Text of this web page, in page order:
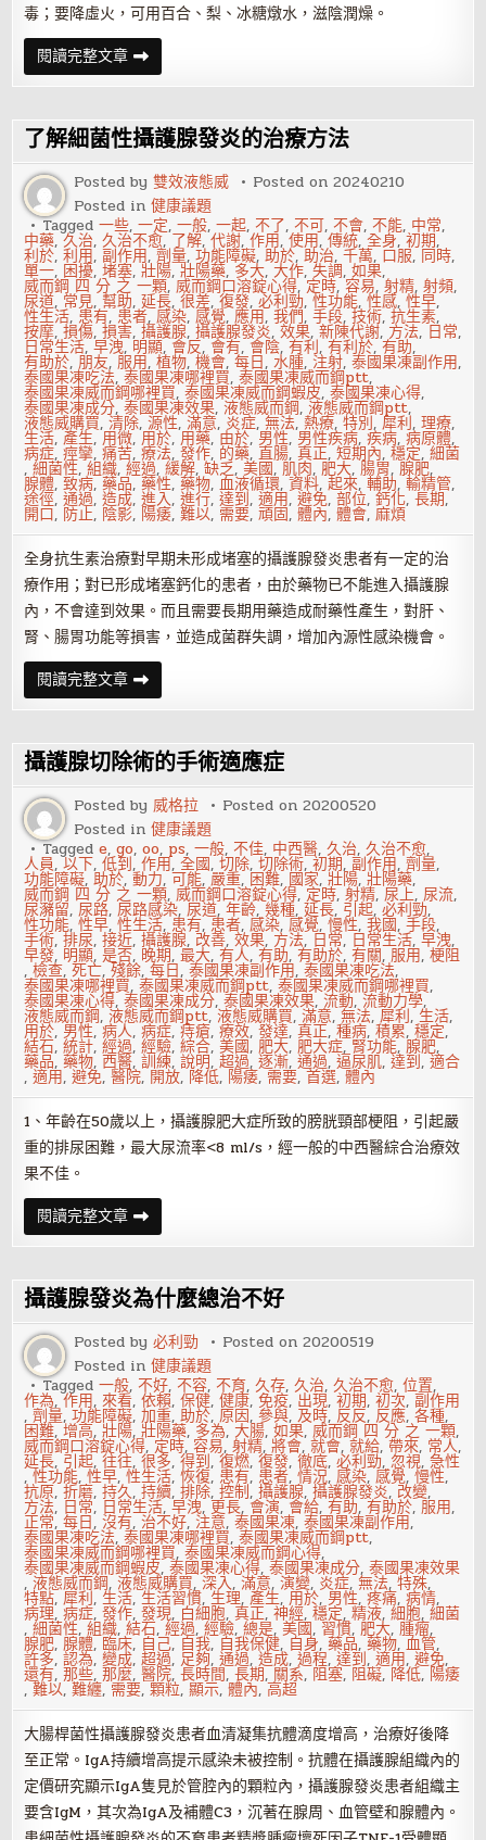
毒；要降虛火，可用百合、梨、冰糖燉水，滋陰潤燥。
閱讀完整文章警
惕
攝
腺
發
炎
讓
你
火
上
加
火
了解細菌性攝護腺發炎的治療方法
Posted by雙效液態威 Posted on20240210
Posted in健康議題
Tagged一些,一定,一般,一起,不了,不可,不會,不能, 中常,
中藥,久治,久治不愈, 了解,代謝,作用,使用,傳統,全身,初期,
利於,利用,副作用,劑量,功能障礙,助於,助治,千萬, 口服, 同時,
單一, 困擾,堵塞,壯陽,壯陽藥, 多大,大作,失調,如果,
威而鋼 四 分 之 一顆,威而鋼口溶錠心得, 定時,容易,射精,射頻,
尿道, 常見,幫助,延長,很差,復發,必利勁,性功能,性感,性早,
性生活, 患有, 患者,感染,感覺,應用,我們,手段,技術,抗生素,
按摩,損傷,損害,攝護腺,攝護腺發炎,效果,新陳代謝, 方法, 日常,
日常生活,早洩, 明顯, 會反, 會有, 會陰,有利,有利於,有助,
有助於,朋友,服用,植物,機會,每日,水腫, 注射,泰國果凍副作用,
泰國果凍吃法,泰國果凍哪裡買,泰國果凍威而鋼ptt,
泰國果凍威而鋼哪裡買,泰國果凍威而鋼蝦皮,泰國果凍心得,
泰國果凍成分,泰國果凍效果,液態威而鋼,液態威而鋼ptt,
液態威購買,清除,源性,滿意, 炎症,無法,熱療,特別,犀利,理療,
生活,產生, 用微, 用於, 用藥, 由於, 男性, 男性疾病,疾病,病原體,
病症,痙攣,痛苦,療法,發作, 的藥,直腸,真正,短期內,穩定,細菌
,細菌性,組織,經過,緩解,缺乏,美國,肌肉,肥大,腸胃,腺肥,
腺體,致病,藥品,藥性,藥物,血液循環,資料,起來,輔助,輸精管,
途徑,通過,造成,進入,進行,達到,適用,避免,部位,鈣化,長期,
開口, 防止, 陰影, 陽痿,難以, 需要,頑固,體內,體會,麻煩
全身抗生素治療對早期未形成堵塞的攝護腺發炎患者有一定的治
療作用；對已形成堵塞鈣化的患者，由於藥物已不能進入攝護腺
內，不會達到效果。而且需要長期用藥造成耐藥性產生，對肝、
腎、腸胃功能等損害，並造成菌群失調，增加內源性感染機會。
閱讀完整文章了
解
細
性
攝
護
腺
發
炎
的
治
療
方
法
攝護腺切除術的手術適應症
Posted by威格拉 Posted on20200520
Posted in健康議題
Taggede,go,oo, ps,一般,不佳, 中西醫,久治,久治不愈,
人員,以下,低到,作用,全國,切除,切除術,初期,副作用,劑量,
功能障礙,助於,動力,可能,嚴重, 困難, 國家,壯陽,壯陽藥,
威而鋼 四 分 之 一顆,威而鋼口溶錠心得, 定時,射精,尿上,尿流,
尿瀦留,尿路,尿路感染,尿道,年齡,幾種,延長, 引起,必利勁,
性功能,性早,性生活, 患有, 患者,感染,感覺,慢性,我國,手段,
手術,排尿,接近,攝護腺, 改善,效果, 方法, 日常, 日常生活,早洩,
早發, 明顯,是否, 晚期,最大,有人,有助,有助於,有關,服用,梗阻
,檢查,死亡,殘餘,每日,泰國果凍副作用,泰國果凍吃法,
泰國果凍哪裡買,泰國果凍威而鋼ptt,泰國果凍威而鋼哪裡買,
泰國果凍心得,泰國果凍成分,泰國果凍效果,流動,流動力學,
液態威而鋼,液態威而鋼ptt,液態威購買,滿意,無法,犀利,生活,
用於, 男性,病人,病症,痔瘡,療效,發達,真正,種病,積累,穩定,
結石,統計,經過,經驗,綜合,美國,肥大,肥大症, 腎功能,腺肥,
藥品,藥物,西醫,訓練,說明,超過,逐漸,通過,逼尿肌,達到,適合
,適用,避免,醫院, 開放, 降低, 陽痿,需要,首選,體內
1、年齡在50歲以上，攝護腺肥大症所致的膀胱頸部梗阻，引起嚴
重的排尿困難，最大尿流率<8 ml/s，經一般的中西醫綜合治療效
果不佳。
閱讀完整文章攝
護
腺
除
術
的
手
術
適
應
症
攝護腺發炎為什麼總治不好
Posted by必利勁 Posted on20200519
Posted in健康議題
Tagged一般,不好,不容,不育,久存,久治,久治不愈,位置,
作為,作用,來看,依賴,保健,健康,免疫, 出現,初期,初次,副作用
,劑量,功能障礙,加重,助於,原因,參與,及時, 反反, 反應,各種,
困難,增高,壯陽,壯陽藥, 多為,大腸,如果,威而鋼 四 分 之 一顆,
威而鋼口溶錠心得, 定時,容易,射精,將會,就會,就給,帶來, 常人,
延長, 引起,往往,很多,得到,復燃,復發,徹底,必利勁,忽視,急性
,性功能,性早,性生活,恢復, 患有, 患者,情況,感染,感覺,慢性,
抗原,折磨,持久,持續,排除,控制,攝護腺,攝護腺發炎, 改變,
方法, 日常, 日常生活,早洩, 更長, 會演, 會給,有助,有助於,服用,
正常,每日,沒有,治不好, 注意,泰國果凍,泰國果凍副作用,
泰國果凍吃法,泰國果凍哪裡買,泰國果凍威而鋼ptt,
泰國果凍威而鋼哪裡買,泰國果凍威而鋼心得,
泰國果凍威而鋼蝦皮,泰國果凍心得,泰國果凍成分,泰國果凍效果
,液態威而鋼,液態威購買,深入,滿意,演變, 炎症,無法,特殊,
特點,犀利,生活,生活習慣,生理,產生, 用於, 男性,疼痛,病情,
病理,病症,發作,發現, 白細胞,真正,神經,穩定,精液,細胞,細菌
,細菌性,組織,結石,經過,經驗,總是,美國,習慣,肥大,腫瘤,
腺肥,腺體, 臨床, 自己, 自我, 自我保健, 自身,藥品,藥物,血管,
許多,認為,變成,超過, 足夠,通過,造成,過程,達到,適用,避免,
還有,那些,那麼,醫院,長時間,長期, 關系, 阻塞, 阻礙, 降低, 陽痿
,難以,難纏, 需要,顆粒,顯示,體內,高超
大腸桿菌性攝護腺發炎患者血清凝集抗體滴度增高，治療好後降
至正常。IgA持續增高提示感染未被控制。抗體在攝護腺組織內的
定價研究顯示IgA隻見於管腔內的顆粒內，攝護腺發炎患者組織主
要含IgM，其次為IgA及補體C3，沉著在腺周、血管壁和腺體內。